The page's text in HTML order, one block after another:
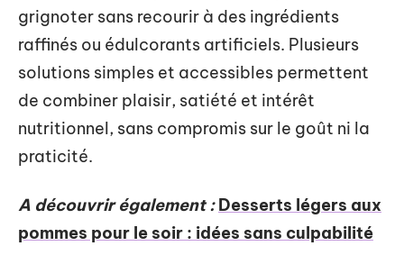
grignoter sans recourir à des ingrédients
raffinés ou édulcorants artificiels. Plusieurs
solutions simples et accessibles permettent
de combiner plaisir, satiété et intérêt
nutritionnel, sans compromis sur le goût ni la
praticité.
A découvrir également : Desserts légers aux
pommes pour le soir : idées sans culpabilité